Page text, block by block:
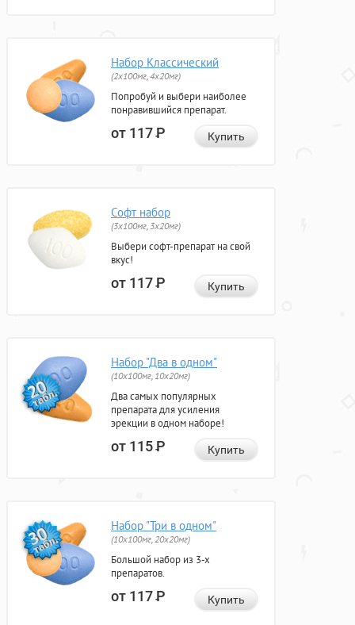
Набор Классический
(2x100мг, 4x20мг)
Попробуй и выбери наиболее
понравившийся препарат.
от 117Р Купить
Софт набор
(3x100мг, 3x20мг)
Выбери софт-препарат на свой
вкус!
от 117Р Купить
Набор "Два в одном"
(10x100мг, 10x20мг)
Два самых популярных
препарата для усиления
эрекции в одном наборе!
от 115Р Купить
Набор "Три в одном"
(10x100мг, 20x20мг)
Большой набор из 3-х
препаратов.
от 117Р Купить